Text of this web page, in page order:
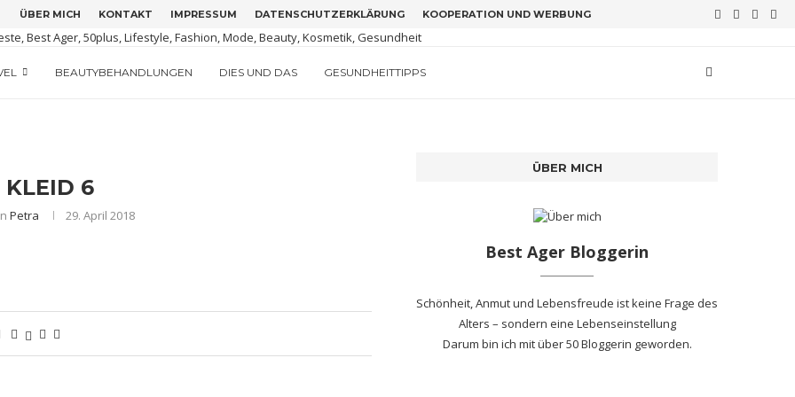
GRÜNEN IRLAND
ÜBER MICH KONTAKT IMPRESSUM DATENSCHUTZERKLÄRUNG KOOPERATION UND WERBUNG
BEAUTYBEHANDLUNGEN DIES UND DAS GESUNDHEITTIPPS
KLEID 6
Petra 29. April 2018
ÜBER MICH
Best Ager Bloggerin
Schönheit, Anmut und Lebensfreude ist keine Frage des
Alters – sondern eine Lebenseinstellung
Darum bin ich mitüber 50 Bloggerin geworden.